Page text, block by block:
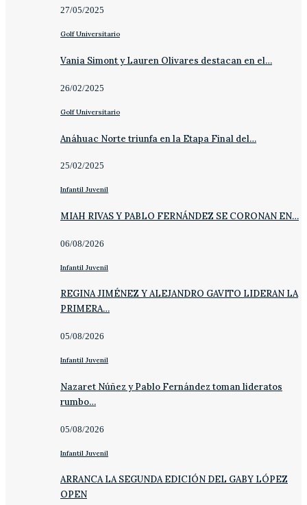
27/05/2025
Golf Universitario
Vania Simont y Lauren Olivares destacan en el…
26/02/2025
Golf Universitario
Anáhuac Norte triunfa en la Etapa Final del…
25/02/2025
Infantil Juvenil
MIAH RIVAS Y PABLO FERNÁNDEZ SE CORONAN EN…
06/08/2026
Infantil Juvenil
REGINA JIMÉNEZ Y ALEJANDRO GAVITO LIDERAN LA
PRIMERA…
05/08/2026
Infantil Juvenil
Nazaret Núñez y Pablo Fernández toman lideratos
rumbo…
05/08/2026
Infantil Juvenil
ARRANCA LA SEGUNDA EDICIÓN DEL GABY LÓPEZ
OPEN